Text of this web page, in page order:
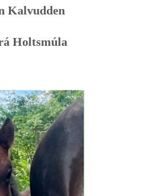
Kalvudden
Holtsmúla